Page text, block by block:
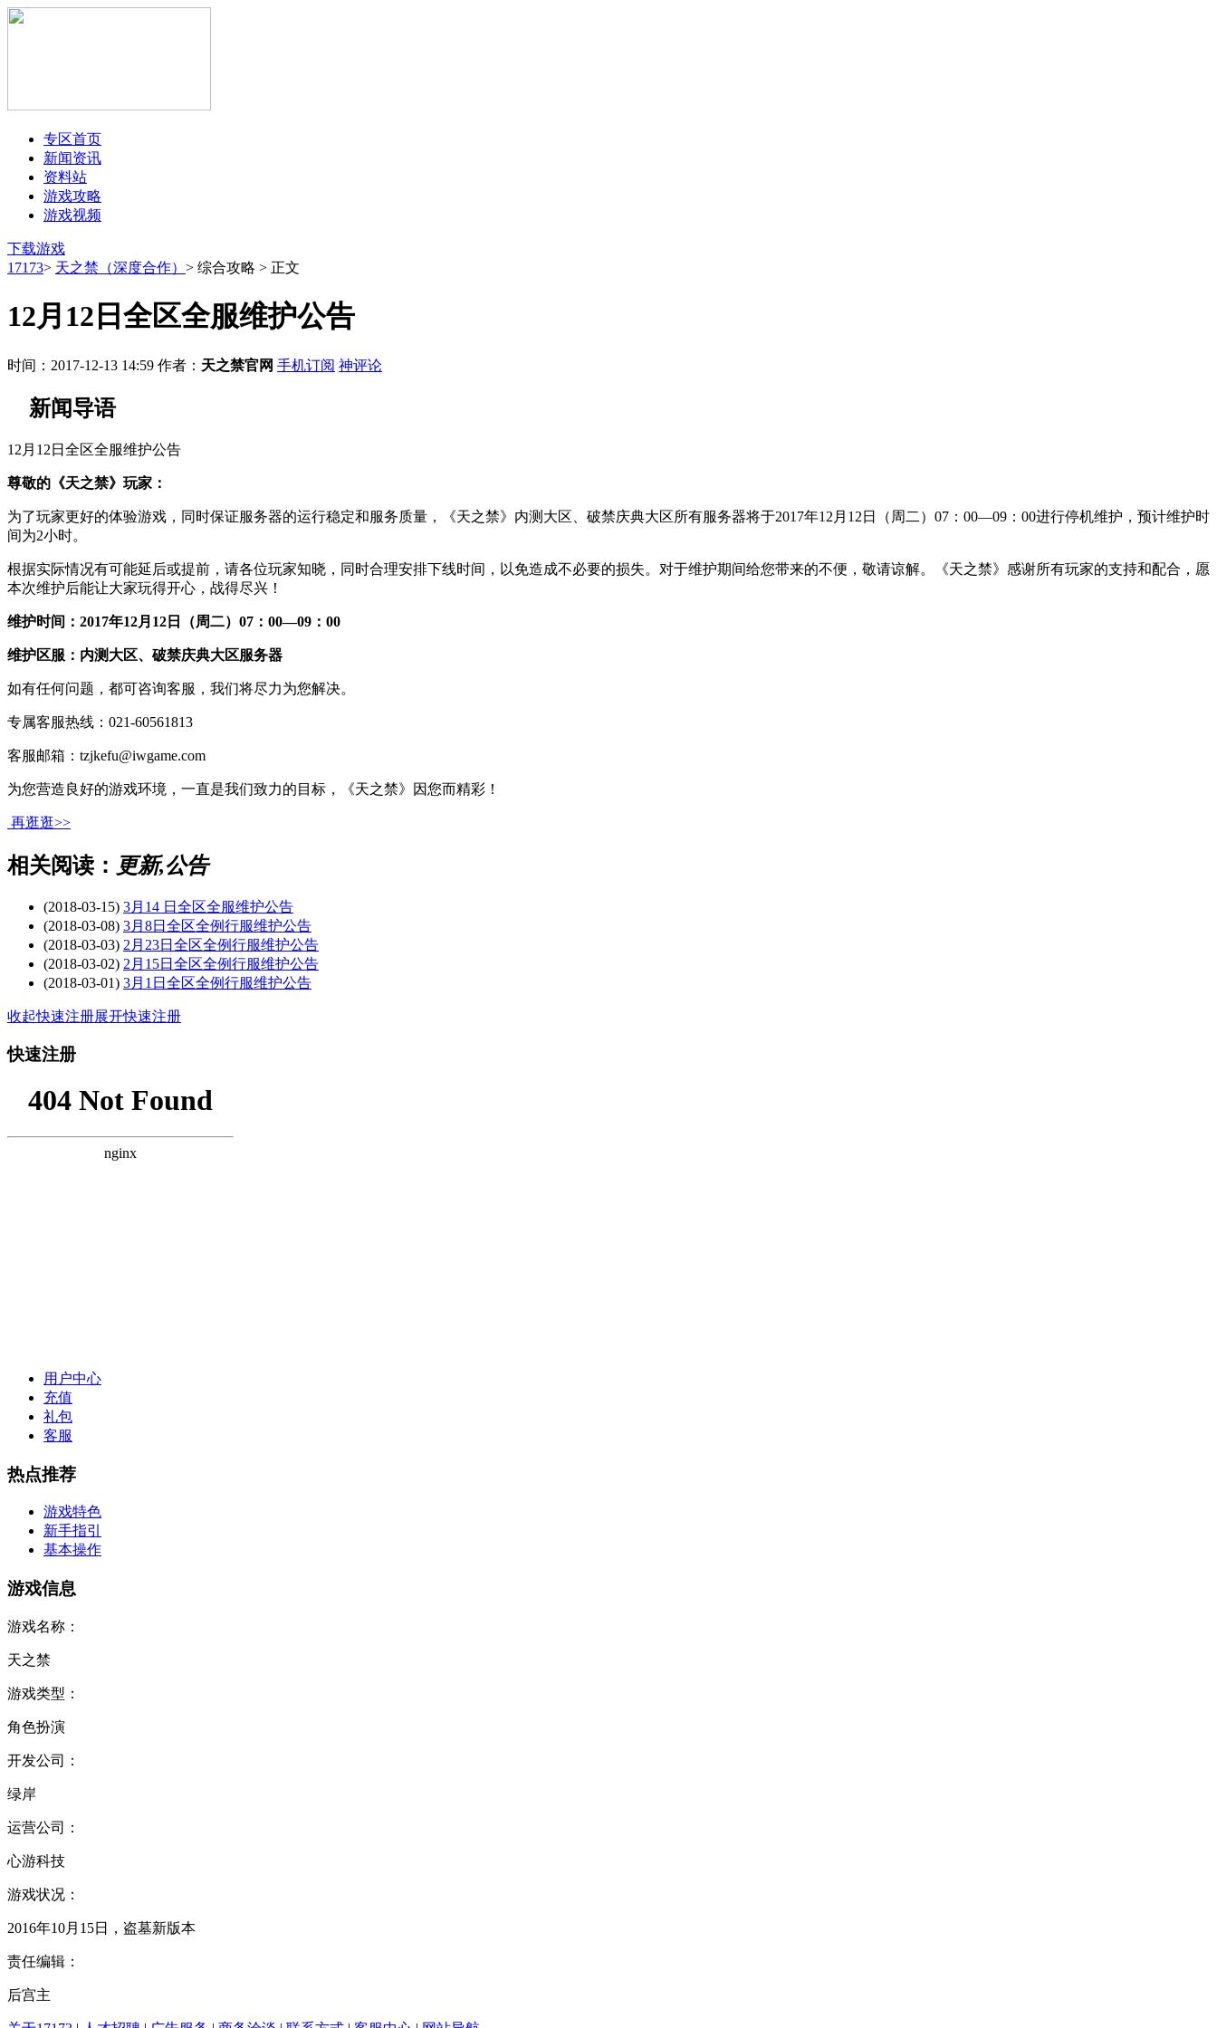
专区首页
新闻资讯
资料站
游戏攻略
游戏视频
下载游戏
17173> 天之禁（深度合作） > 综合攻略 > 正文
12月12日全区全服维护公告
时间：2017-12-13 14:59 作者： 天之禁官网 手机订阅 神评论
新闻导语
12月12日全区全服维护公告
尊敬的《天之禁》玩家：
为了玩家更好的体验游戏，同时保证服务器的运行稳定和服务质量，《天之禁》内测大区、破禁庆典大区所有服务器将于2017年12月12日（周二）07：00—09：00进行停机维护，预计维护时
间为2小时。
根据实际情况有可能延后或提前，请各位玩家知晓，同时合理安排下线时间，以免造成不必要的损失。对于维护期间给您带来的不便，敬请谅解。《天之禁》感谢所有玩家的支持和配合，愿
本次维护后能让大家玩得开心，战得尽兴！
维护时间：2017年12月12日（周二）07：00—09：00
维护区服：内测大区、破禁庆典大区服务器
如有任何问题，都可咨询客服，我们将尽力为您解决。
专属客服热线：021-60561813
客服邮箱：tzjkefu@iwgame.com
为您营造良好的游戏环境，一直是我们致力的目标，《天之禁》因您而精彩！
再逛逛>>
相关阅读： 更新,公告
(2018-03-15) 3月14 日全区全服维护公告
(2018-03-08) 3月8日全区全例行服维护公告
(2018-03-03) 2月23日全区全例行服维护公告
(2018-03-02) 2月15日全区全例行服维护公告
(2018-03-01) 3月1日全区全例行服维护公告
收起快速注册展开快速注册
快速注册
用户中心
充值
礼包
客服
热点推荐
游戏特色
新手指引
基本操作
游戏信息
游戏名称：
天之禁
游戏类型：
角色扮演
开发公司：
绿岸
运营公司：
心游科技
游戏状况：
2016年10月15日，盗墓新版本
责任编辑：
后宫主